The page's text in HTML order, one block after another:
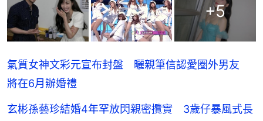
+5
氣質女神文彩元宣布封盤 曬親筆信認愛圈外男友
將在6月辦婚禮
玄彬孫藝珍結婚4年罕放閃親密攬實 3歲仔暴風式長